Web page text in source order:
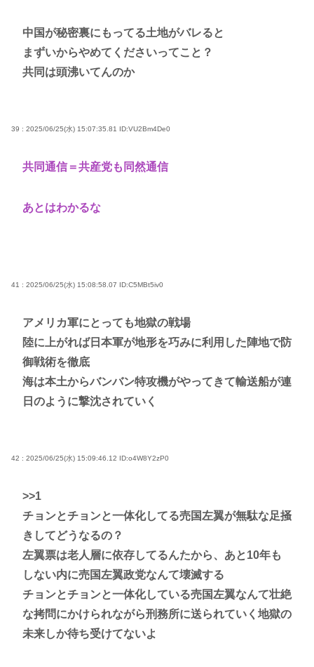
中国が秘密裏にもってる土地がバレると
まずいからやめてくださいってこと？
共同は頭沸いてんのか
39 : 2025/06/25(水) 15:07:35.81 ID:VU2Bm4De0
共同通信＝共産党も同然通信
あとはわかるな
41 : 2025/06/25(水) 15:08:58.07 ID:C5MBt5iv0
アメリカ軍にとっても地獄の戦場
陸に上がれば日本軍が地形を巧みに利用した陣地で防
御戦術を徹底
海は本土からバンバン特攻機がやってきて輸送船が連
日のように撃沈されていく
42 : 2025/06/25(水) 15:09:46.12 ID:o4W8Y2zP0
>>1
チョンとチョンと一体化してる売国左翼が無駄な足掻
きしてどうなるの？
左翼票は老人層に依存してるんたから、あと10年も
しない内に売国左翼政党なんて壊滅する
チョンとチョンと一体化している売国左翼なんて壮絶
な拷問にかけられながら刑務所に送られていく地獄の
未来しか待ち受けてないよ